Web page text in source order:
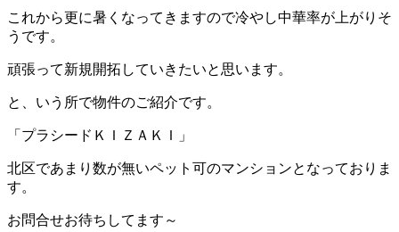
これから更に暑くなってきますので冷やし中華率が上がりそ
うです。
頑張って新規開拓していきたいと思います。
と、いう所で物件のご紹介です。
「プラシードＫＩＺＡＫＩ」
北区であまり数が無いペット可のマンションとなっておりま
す。
お問合せお待ちしてます～